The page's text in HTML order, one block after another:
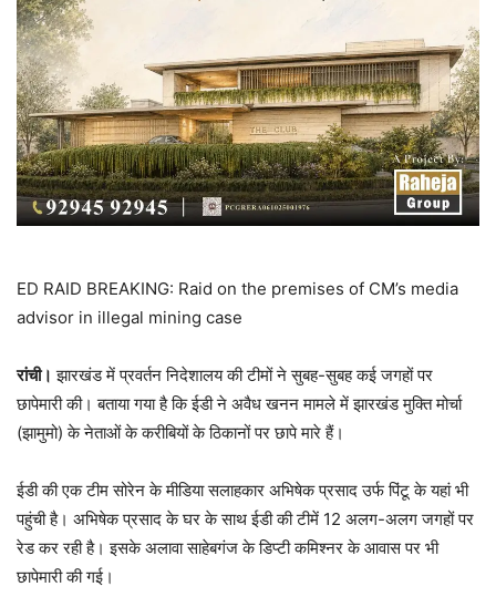
ED RAID BREAKING: Raid on the premises of CM’s media
advisor in illegal mining case
रांची। झारखंड में प्रवर्तन निदेशालय की टीमों ने सुबह-सुबह कई जगहों पर
छापेमारी की। बताया गया है कि ईडी ने अवैध खनन मामले में झारखंड मुक्ति मोर्चा
(झामुमो) के नेताओं के करीबियों के ठिकानों पर छापे मारे हैं।
ईडी की एक टीम सोरेन के मीडिया सलाहकार अभिषेक प्रसाद उर्फ पिंटू के यहां भी
पहुंची है। अभिषेक प्रसाद के घर के साथ ईडी की टीमें 12 अलग-अलग जगहों पर
रेड कर रही है। इसके अलावा साहेबगंज के डिप्टी कमिश्नर के आवास पर भी
छापेमारी की गई।